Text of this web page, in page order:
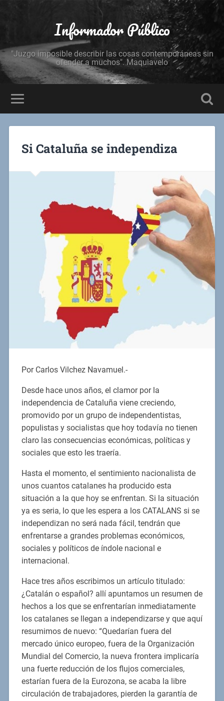
Informador Público
"Juzgo imposible describir las cosas contemporáneas sin
ofender a muchos". Maquiavelo
Si Cataluña se independiza
Por Carlos Vilchez Navamuel.-
Desde hace unos años, el clamor por la
independencia de Cataluña viene creciendo,
promovido por un grupo de independentistas,
populistas y socialistas que hoy todavía no tienen
claro las consecuencias económicas, políticas y
sociales que esto les traería.
Hasta el momento, el sentimiento nacionalista de
unos cuantos catalanes ha producido esta
situación a la que hoy se enfrentan. Si la situación
ya es seria, lo que les espera a los CATALANS si se
independizan no será nada fácil, tendrán que
enfrentarse a grandes problemas económicos,
sociales y políticos de índole nacional e
internacional.
Hace tres años escribimos un artículo titulado:
¿Catalán o español? allí apuntamos un resumen de
hechos a los que se enfrentarían inmediatamente
los catalanes se llegan a independizarse y que aquí
resumimos de nuevo: “Quedarían fuera del
mercado único europeo, fuera de la Organización
Mundial del Comercio, la nueva frontera implicaría
una fuerte reducción de los flujos comerciales,
estarían fuera de la Eurozona, se acaba la libre
circulación de trabajadores, pierden la garantía de